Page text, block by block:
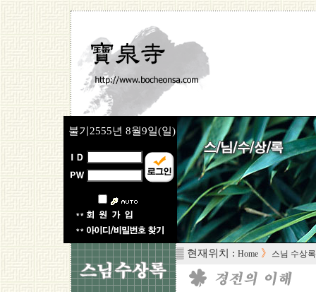
불기2555년 8월9일(일)
▒ 현재위치 : Home 》 스님 수상록